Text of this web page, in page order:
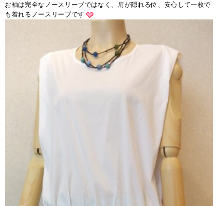
お袖は完全なノースリーブではなく、肩が隠れる位、安心して一枚で
も着れるノースリーブです